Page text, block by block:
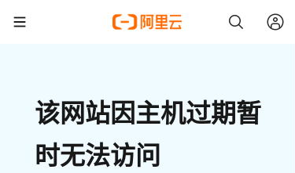
该网站因主机过期暂
时无法访问